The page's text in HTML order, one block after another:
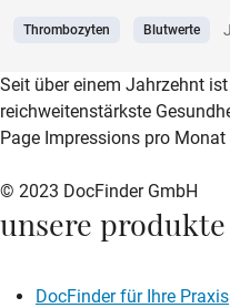
Thrombozyten Blutwerte
zur DocFinder-Startseite
logo icon
Seit über einem Jahrzehnt
reichweitenstärkste
Page Impressions pro Monat
© 2023 DocFinder GmbH
unsere produkte
DocFinder für Ihre Praxis